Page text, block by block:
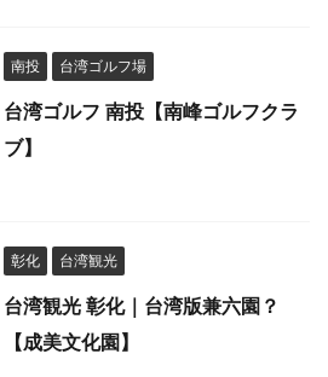
南投 台湾ゴルフ場
台湾ゴルフ 南投【南峰ゴルフクラ
ブ】
彰化 台湾観光
台湾観光 彰化｜台湾版兼六園？
【成美文化園】